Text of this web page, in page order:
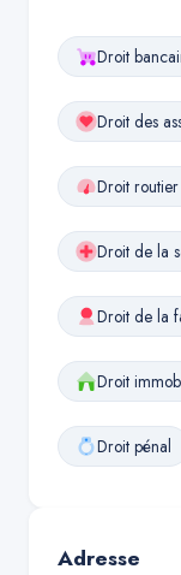
Droit
Droit des
Droit
Droit de la
Droit de la
Droit
Droit pénal
Adresse